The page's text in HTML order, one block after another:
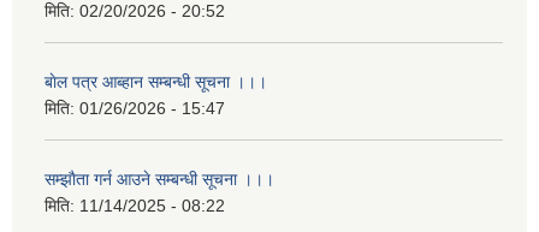
मिति: 02/20/2026 - 20:52
बाेल पत्र आब्हान सम्बन्धी सूचना ।।।
मिति: 01/26/2026 - 15:47
सम्झाैता गर्न आउने सम्बन्धी सूचना ।।।
मिति: 11/14/2025 - 08:22